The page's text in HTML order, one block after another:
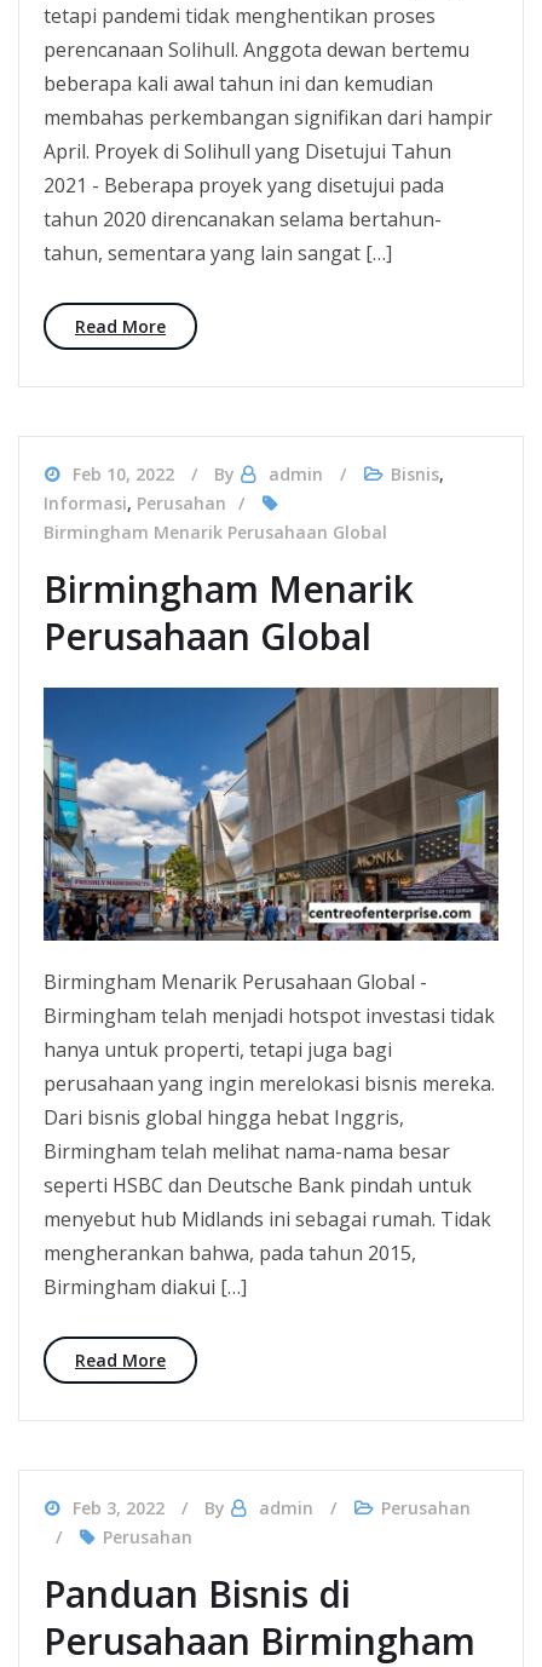
tetapi pandemi tidak menghentikan proses
perencanaan Solihull. Anggota dewan bertemu
beberapa kali awal tahun ini dan kemudian
membahas perkembangan signifikan dari hampir
April. Proyek di Solihull yang Disetujui Tahun
2021 - Beberapa proyek yang disetujui pada
tahun 2020 direncanakan selama bertahun-
tahun, sementara yang lain sangat […]
Read More
Feb 10, 2022 By admin Bisnis,
Informasi, Perusahan
Birmingham Menarik Perusahaan Global
Birmingham Menarik
Perusahaan Global
Birmingham Menarik Perusahaan Global -
Birmingham telah menjadi hotspot investasi tidak
hanya untuk properti, tetapi juga bagi
perusahaan yang ingin merelokasi bisnis mereka.
Dari bisnis global hingga hebat Inggris,
Birmingham telah melihat nama-nama besar
seperti HSBC dan Deutsche Bank pindah untuk
menyebut hub Midlands ini sebagai rumah. Tidak
mengherankan bahwa, pada tahun 2015,
Birmingham diakui […]
Read More
Feb 3, 2022 By admin
Perusahan
Perusahan
Panduan Bisnis di
Perusahaan Birmingham